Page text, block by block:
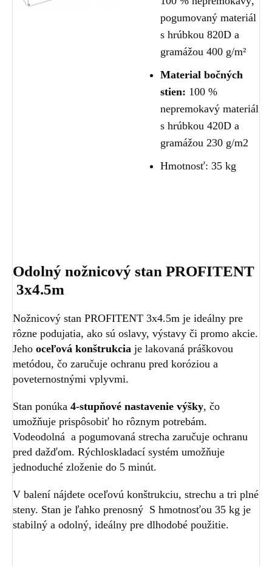
pogumovaný materiál
s hrúbkou 820D a
gramážou 400 g/m²
Material bočných
stien: 100 %
nepremokavý materiál
s hrúbkou 420D a
gramážou 230 g/m2
Hmotnosť: 35 kg
Odolný nožnicový stan PROFITENT
3x4.5m
Nožnicový stan PROFITENT 3x4.5m je ideálny pre
rôzne podujatia, ako sú oslavy, výstavy či promo akcie.
Jeho oceľová konštrukcia je lakovaná práškovou
metódou, čo zaručuje ochranu pred koróziou a
poveternostnými vplyvmi.
Stan ponúka 4-stupňové nastavenie výšky, čo
umožňuje prispôsobiť ho rôznym potrebám.
Vodeodolná a pogumovaná strecha zaručuje ochranu
pred dažďom. Rýchloskladací systém umožňuje
jednoduché zloženie do 5 minút.
V balení nájdete oceľovú konštrukciu, strechu a tri plné
steny. Stan je ľahko prenosný S hmotnosťou 35 kg je
stabilný a odolný, ideálny pre dlhodobé použitie.